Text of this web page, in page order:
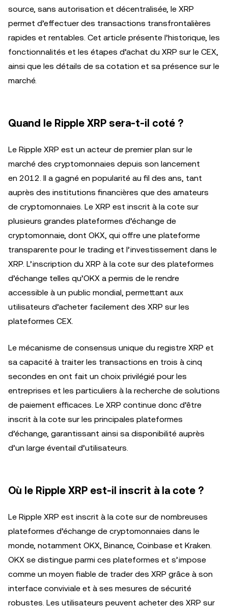
source, sans autorisation et décentralisée, le XRP
permet d’effectuer des transactions transfrontalières
rapides et rentables. Cet article présente l’historique, les
fonctionnalités et les étapes d’achat du XRP sur le CEX,
ainsi que les détails de sa cotation et sa présence sur le
marché.
Quand le Ripple XRP sera-t-il coté ?
Le Ripple XRP est un acteur de premier plan sur le
marché des cryptomonnaies depuis son lancement
en 2012. Il a gagné en popularité au fil des ans, tant
auprès des institutions financières que des amateurs
de cryptomonnaies. Le XRP est inscrit à la cote sur
plusieurs grandes plateformes d’échange de
cryptomonnaie, dont OKX, qui offre une plateforme
transparente pour le trading et l’investissement dans le
XRP. L’inscription du XRP à la cote sur des plateformes
d’échange telles qu’OKX a permis de le rendre
accessible à un public mondial, permettant aux
utilisateurs d’acheter facilement des XRP sur les
plateformes CEX.
Le mécanisme de consensus unique du registre XRP et
sa capacité à traiter les transactions en trois à cinq
secondes en ont fait un choix privilégié pour les
entreprises et les particuliers à la recherche de solutions
de paiement efficaces. Le XRP continue donc d’être
inscrit à la cote sur les principales plateformes
d’échange, garantissant ainsi sa disponibilité auprès
d’un large éventail d’utilisateurs.
Où le Ripple XRP est-il inscrit à la cote ?
Le Ripple XRP est inscrit à la cote sur de nombreuses
plateformes d’échange de cryptomonnaies dans le
monde, notamment OKX, Binance, Coinbase et Kraken.
OKX se distingue parmi ces plateformes et s’impose
comme un moyen fiable de trader des XRP grâce à son
interface conviviale et à ses mesures de sécurité
robustes. Les utilisateurs peuvent acheter des XRP sur